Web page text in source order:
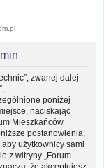
zwanej dalej
poniżej
naciskając
Mieszkańców
postanowienia,
użytkownicy sami
z witryny „Forum